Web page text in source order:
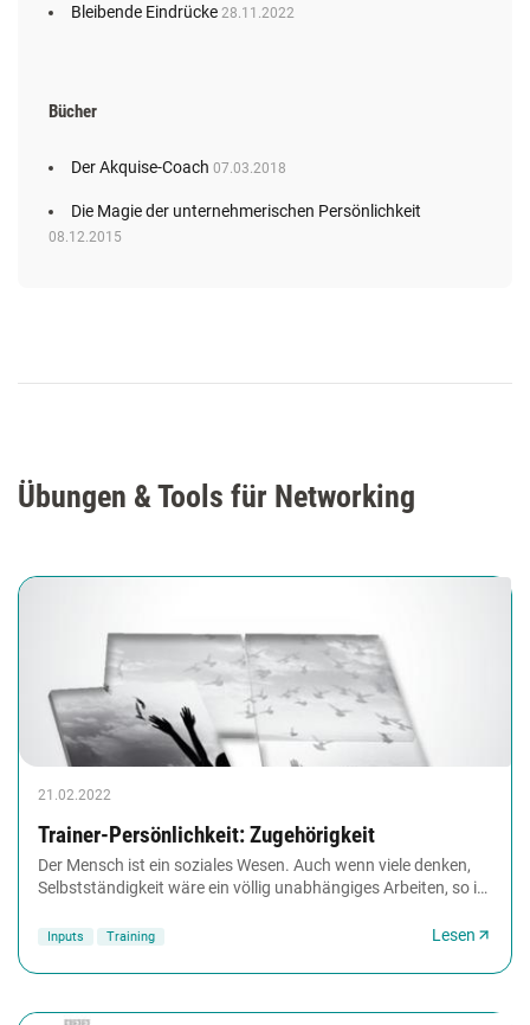
Bleibende Eindrücke 28.11.2022
Bücher
Der Akquise-Coach 07.03.2018
Die Magie der unternehmerischen Persönlichkeit
08.12.2015
Übungen & Tools für Networking
21.02.2022
Trainer-Persönlichkeit: Zugehörigkeit
Der Mensch ist ein soziales Wesen. Auch wenn viele denken,
Selbstständigkeit wäre ein völlig unabhängiges Arbeiten, so ist
Inputs Training Lesen